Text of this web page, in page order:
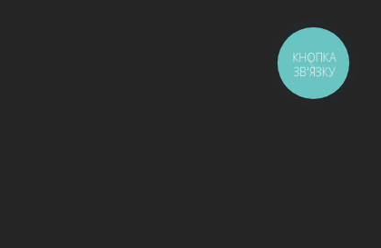
КНОПКА
ЗВ'ЯЗКУ